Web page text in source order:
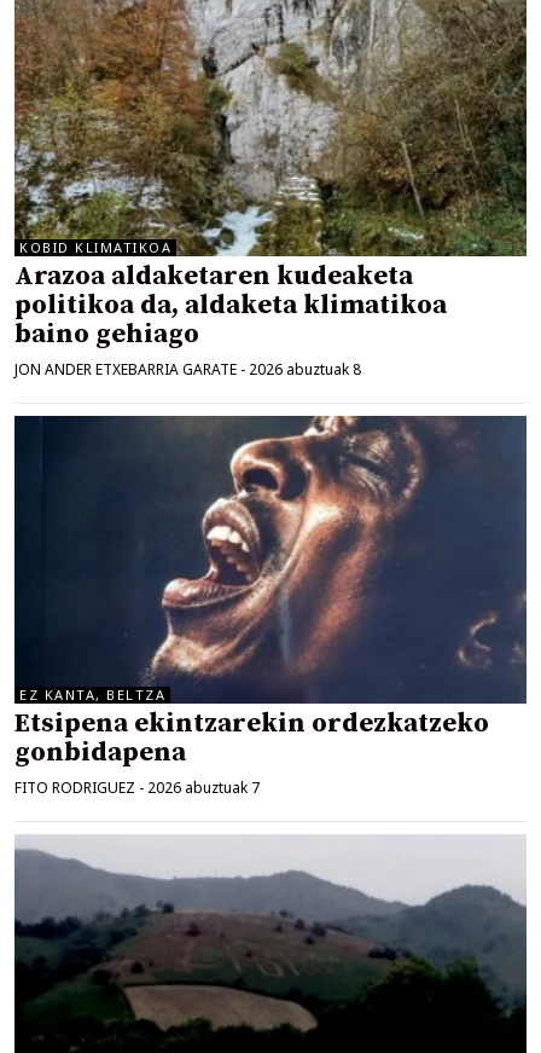
KOBID KLIMATIKOA
Arazoa aldaketaren kudeaketa
politikoa da, aldaketa klimatikoa
baino gehiago
JON ANDER ETXEBARRIA GARATE - 2026 abuztuak 8
EZ KANTA, BELTZA
Etsipena ekintzarekin ordezkatzeko
gonbidapena
FITO RODRIGUEZ - 2026 abuztuak 7